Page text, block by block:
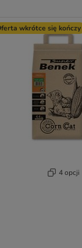
wkrótce się kończy
4 opcji